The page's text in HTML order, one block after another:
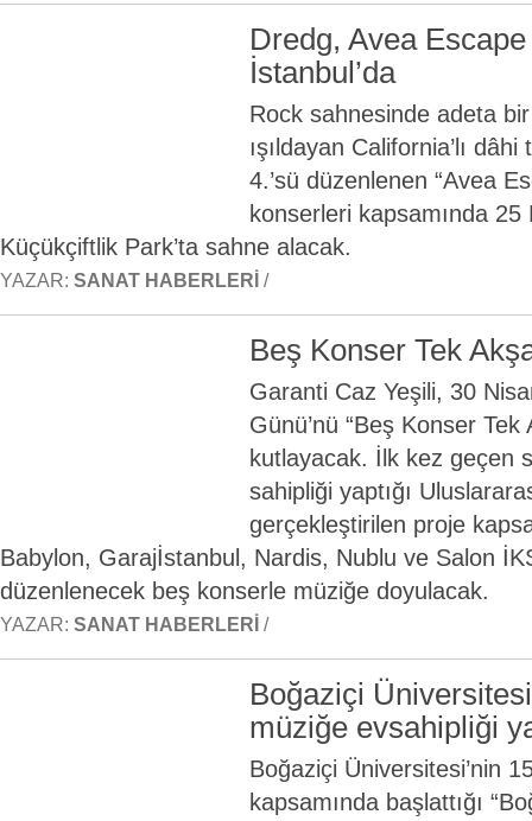
Dredg, Avea
İstanbul’da
Rock sahnesinde adeta
ışıldayan California’lı
4.’sü düzenlenen “Avea
konserleri kapsamında 25
Küçükçiftlik Park’ta sahne alacak.
YAZAR: SANAT HABERLERI /
Beş Konser Tek
Garanti Caz Yeşili, 30
Günü’nü “Beş Konser Tek
kutlayacak. İlk kez geçen
sahipliği yaptığı
gerçekleştirilen proje
Babylon, Garajİstanbul, Nardis, Nublu ve Salon
düzenlenecek beş konserle müziğe doyulacak.
YAZAR: SANAT HABERLERI /
Boğaziçi
müziğe evsahipliği
Boğaziçi Üniversitesi’nin
kapsamında başlattığı